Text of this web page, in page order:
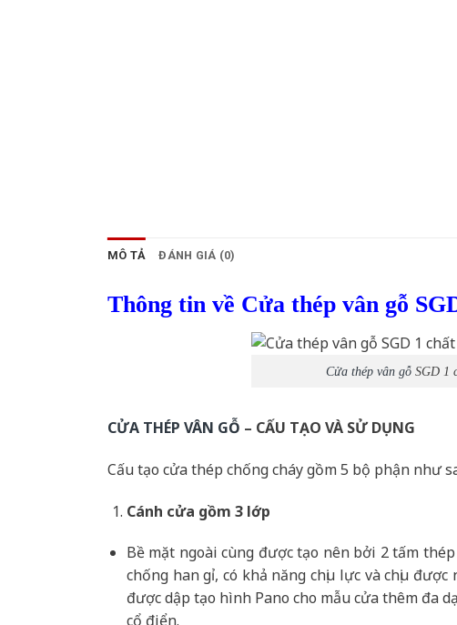
MÔ TẢ ĐÁNH GIÁ (0)
Thông tin về Cửa thép vân gỗ
Cửa thép vân gỗSGD 1
CỬA THÉP VÂN GỖ – CẤU TẠO VÀ SỬ DỤNG
Cấu tạo cửa thép chống cháy gồm 5 bộ phận như
Cánh cửa gồm 3 lớp
Bề mặt ngoài cùng được tạo nên bởi 2 tấm
chống han gỉ, có khả năng chịu lực và chịu
được dập tạo hình Pano cho mẫu cửa thêm đa
cổ điển.